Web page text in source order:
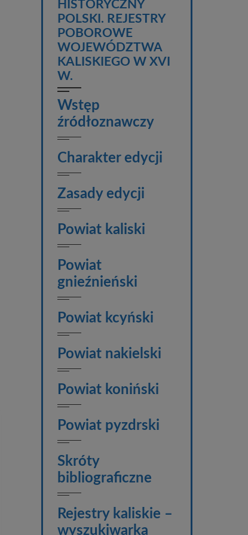
HISTORYCZNY
POLSKI. REJESTRY
POBOROWE
WOJEWÓDZTWA
KALISKIEGO W XVI
W.
Wstęp
źródłoznawczy
Charakter edycji
Zasady edycji
Powiat kaliski
Powiat
gnieźnieński
Powiat kcyński
Powiat nakielski
Powiat koniński
Powiat pyzdrski
Skróty
bibliograficzne
Rejestry kaliskie –
wyszukiwarka